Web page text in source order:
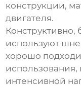
конструкции,
двигателя.
используют
хорошо
интенсивной